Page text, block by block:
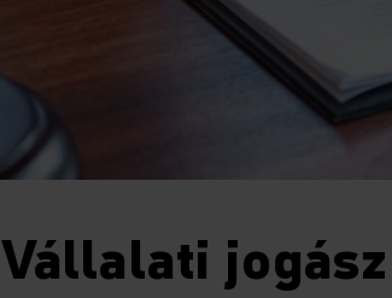
Vállalati jogász